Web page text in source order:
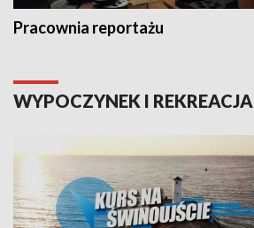
Pracownia reportażu
WYPOCZYNEK I REKREACJA